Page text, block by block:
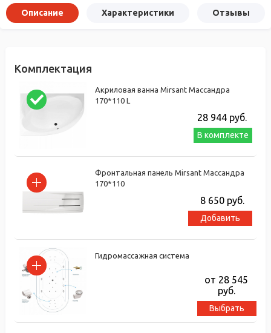
Описание Характеристики Отзывы
Комплектация
Акриловая ванна Mirsant Массандра
170*110 L
28 944 руб.
В комплекте
Фронтальная панель Mirsant Массандра
170*110
8 650руб.
Добавить
Гидромассажная система
от 28 545
руб.
Выбрать